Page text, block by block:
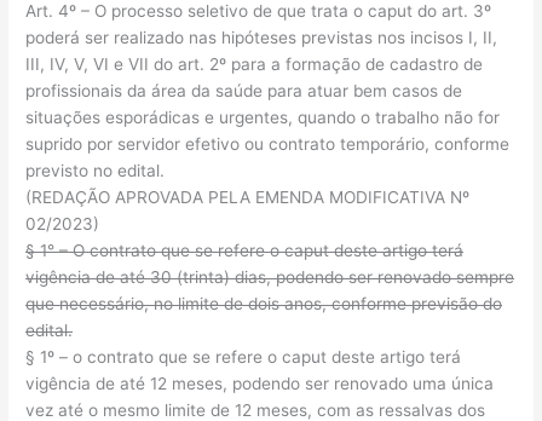
Art. 4º – O processo seletivo de que trata o caput do art. 3º
poderá ser realizado nas hipóteses previstas nos incisos I, II,
III, IV, V, VI e VII do art. 2º para a formação de cadastro de
profissionais da área da saúde para atuar bem casos de
situações esporádicas e urgentes, quando o trabalho não for
suprido por servidor efetivo ou contrato temporário, conforme
previsto no edital.
(REDAÇÃO APROVADA PELA EMENDA MODIFICATIVA Nº
02/2023)
§ 1° – O contrato que se refere o caput deste artigo terá
vigência de até 30 (trinta) dias, podendo ser renovado sempre
que necessário, no limite de dois anos, conforme previsão do
edital.
§ 1º – o contrato que se refere o caput deste artigo terá
vigência de até 12 meses, podendo ser renovado uma única
vez até o mesmo limite de 12 meses, com as ressalvas dos